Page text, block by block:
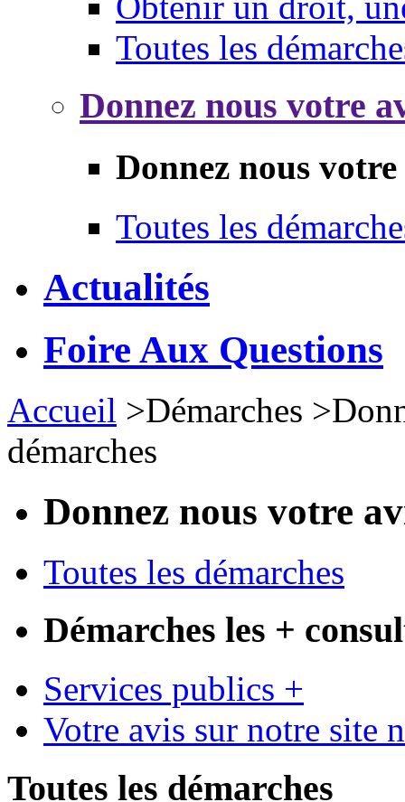
Toutes les
Donnez nous votre
Donnez nous
Toutes les
Actualités
Foire Aux Questions
Accueil >Démarches >
démarches
Donnez nous votre
Toutes les démarches
Démarches les +
Services publics +
Votre avis sur notre site
Toutes les démarches